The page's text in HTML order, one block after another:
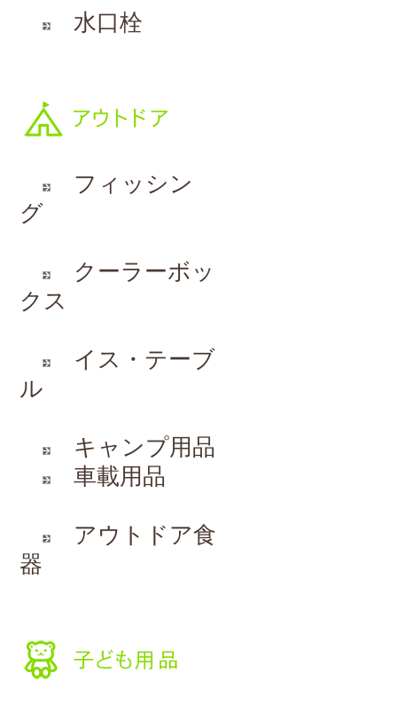
水口栓
フィッシン
グ
クーラーボッ
クス
イス・テーブ
ル
キャンプ用品
車載用品
アウトドア食
器